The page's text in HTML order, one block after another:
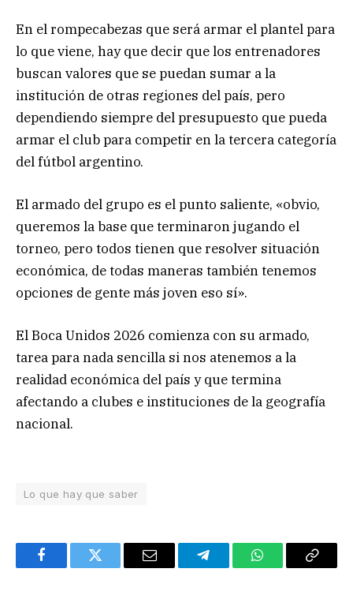
En el rompecabezas que será armar el plantel para
lo que viene, hay que decir que los entrenadores
buscan valores que se puedan sumar a la
institución de otras regiones del país, pero
dependiendo siempre del presupuesto que pueda
armar el club para competir en la tercera categoría
del fútbol argentino.
El armado del grupo es el punto saliente, «obvio,
queremos la base que terminaron jugando el
torneo, pero todos tienen que resolver situación
económica, de todas maneras también tenemos
opciones de gente más joven eso sí».
El Boca Unidos 2026 comienza con su armado,
tarea para nada sencilla si nos atenemos a la
realidad económica del país y que termina
afectando a clubes e instituciones de la geografía
nacional.
Lo que hay que saber
FacebookTwitter Email TelegramWhatsAppCopy